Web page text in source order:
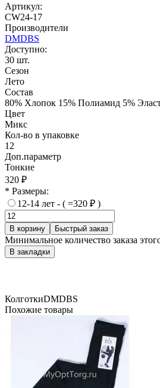
Артикул:
CW24-17
Производители
DMDBS
Доступно:
30 шт.
Сезон
Лето
Состав
80% Хлопок 15% Полиамид 5%
Цвет
Микс
Кол-во в упаковке
12
Доп.параметр
Тонкие
320 ₽
* Размеры:
12-14 лет - ( =320 ₽ )
В корзину Быстрый заказ
Минимальное количество заказа
В закладки
КолготкиDMDBS
Похожие товары